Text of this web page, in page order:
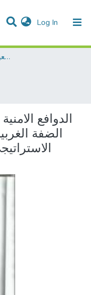
Log In (current)
Dissertations & Theses الرسائل الجامعية
الدوافع
الضفة